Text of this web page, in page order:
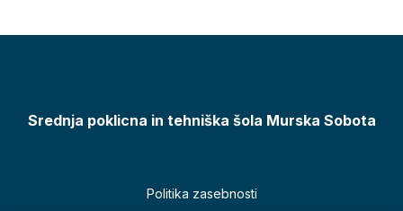
Srednja poklicna in tehniška šola Murska Sobota
Politika zasebnosti